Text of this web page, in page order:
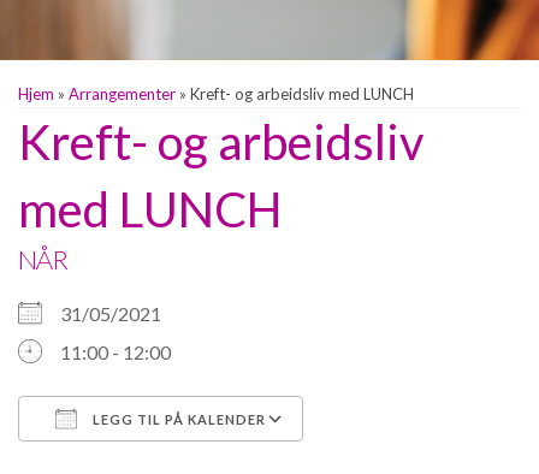
Hjem » Arrangementer » Kreft- og arbeidsliv med LUNCH
Kreft- og arbeidsliv
med LUNCH
NÅR
31/05/2021
11:00 - 12:00
LEGG TIL PÅ KALENDER